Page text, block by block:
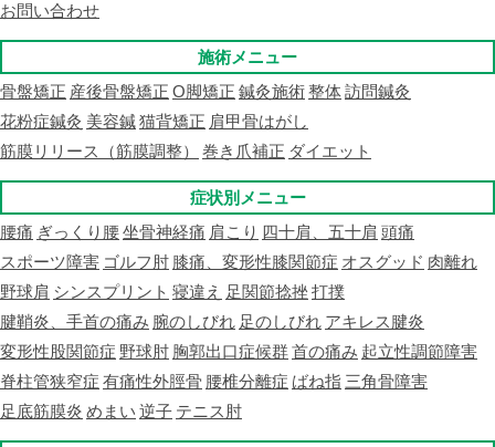
お問い合わせ
施術メニュー
骨盤矯正 産後骨盤矯正 O脚矯正 鍼灸施術整体訪問鍼灸
花粉症鍼灸 美容鍼猫背矯正 肩甲骨はがし
筋膜リリース（筋膜調整）
巻き爪補正 ダイエット
症状別メニュー
腰痛 ぎっくり腰坐骨神経痛 肩こり 四十肩、五十肩 頭痛
スポーツ障害 ゴルフ肘 膝痛、変形性膝関節症 オスグッド 肉離れ
野球肩 シンスプリント 寝違え 足関節捻挫打撲
腱鞘炎、手首の痛み 腕のしびれ 足のしびれ アキレス腱炎
変形性股関節症 野球肘 胸郭出口症候群首の痛み 起立性調節障害
脊柱管狭窄症 有痛性外脛骨 腰椎分離症 ばね指 三角骨障害
足底筋膜炎 めまい 逆子 テニス肘